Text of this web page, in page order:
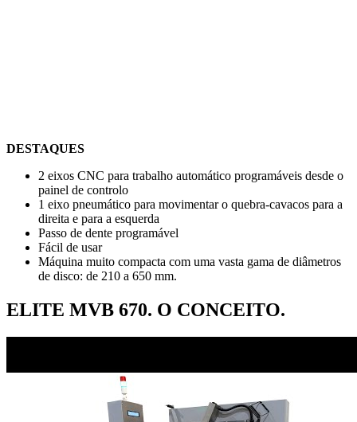
DESTAQUES
2 eixos CNC para trabalho automático programáveis desde o
painel de controlo
1 eixo pneumático para movimentar o quebra-cavacos para a
direita e para a esquerda
Passo de dente programável
Fácil de usar
Máquina muito compacta com uma vasta gama de diâmetros
de disco: de 210 a 650 mm.
ELITE MVB 670. O CONCEITO.